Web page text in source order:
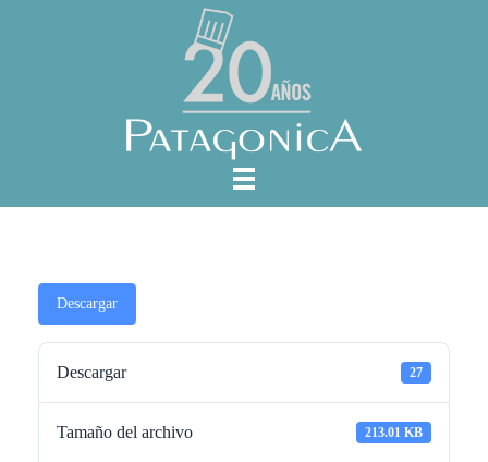
Descargar
Descargar 27
Tamaño del archivo 213.01 KB